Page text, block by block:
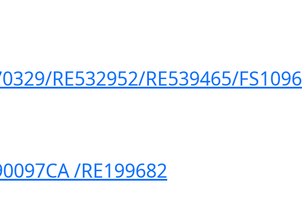
RE532952/RE539465/FS1096
/RE199682